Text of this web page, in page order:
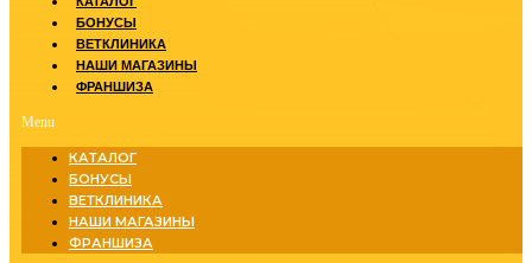
БОНУСЫ
ВЕТКЛИНИКА
НАШИ МАГАЗИНЫ
ФРАНШИЗА
Menu
КАТАЛОГ
БОНУСЫ
ВЕТКЛИНИКА
НАШИ МАГАЗИНЫ
ФРАНШИЗА